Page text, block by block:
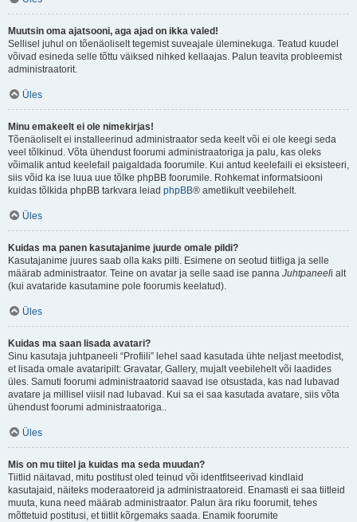
Muutsin oma ajatsooni, aga ajad on ikka valed!
Sellisel juhul on tõenäoliselt tegemist suveajale üleminekuga. Teatud kuudel
võivad esineda selle tõttu väiksed nihked kellaajas. Palun teavita probleemist
administraatorit.
Üles
Minu emakeelt ei ole nimekirjas!
Tõenäoliselt ei installeerinud administraator seda keelt või ei ole keegi seda
veel tõlkinud. Võta ühendust foorumi administraatoriga ja palu, kas oleks
võimalik antud keelefail paigaldada foorumile. Kui antud keelefaili ei eksisteeri,
siis võid ka ise luua uue tõlke phpBB foorumile. Rohkemat informatsiooni
kuidas tõlkida phpBB tarkvara leiad phpBB® ametlikult veebilehelt.
Üles
Kuidas ma panen kasutajanime juurde omale pildi?
Kasutajanime juures saab olla kaks pilti. Esimene on seotud tiitliga ja selle
määrab administraator. Teine on avatar ja selle saad ise panna Juhtpaneeli alt
(kui avataride kasutamine pole foorumis keelatud).
Üles
Kuidas ma saan lisada avatari?
Sinu kasutaja juhtpaneeli “Profiili” lehel saad kasutada ühte neljast meetodist,
et lisada omale avataripilt: Gravatar, Gallery, mujalt veebilehelt või laadides
üles. Samuti foorumi administraatorid saavad ise otsustada, kas nad lubavad
avatare ja millisel viisil nad lubavad. Kui sa ei saa kasutada avatare, siis võta
ühendust foorumi administraatoriga..
Üles
Mis on mu tiitel ja kuidas ma seda muudan?
Tiitlid näitavad, mitu postitust oled teinud või identfitseerivad kindlaid
kasutajaid, näiteks moderaatoreid ja administraatoreid. Enamasti ei saa tiitleid
muuta, kuna need määrab administraator. Palun ära riku foorumit, tehes
mõttetuid postitusi, et tiitlit kõrgemaks saada. Enamik foorumite